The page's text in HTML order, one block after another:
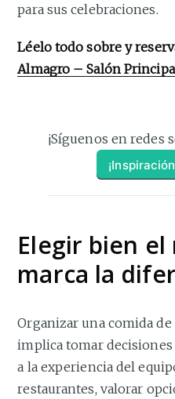
para sus celebraciones.
Léelo todo sobre y
Almagro – Salón
¡Síguenos en redes
Elegir bien
marca la
Organizar una comida
implica tomar
a la experiencia del
restaurantes, valorar